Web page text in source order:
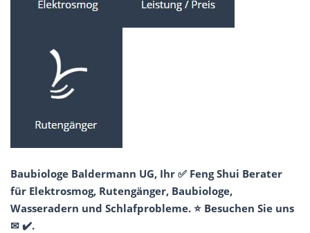
Baubiologe Baldermann UG, Ihr ✅ Feng Shui Berater
für Elektrosmog, Rutengänger, Baubiologe,
Wasseradern und Schlafprobleme. ⭐ Besuchen Sie uns
✉ ✔️.